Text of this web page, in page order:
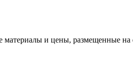
и цены, размещенные на